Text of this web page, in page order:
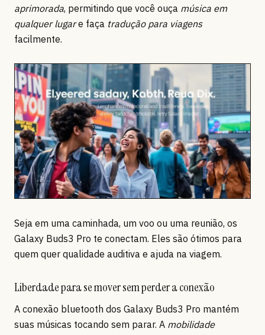
aprimorada, permitindo que você ouça música em
qualquer lugare faça tradução para viagens
facilmente.
Seja em uma caminhada, um voo ou uma reunião, os
Galaxy Buds3 Pro te conectam. Eles são ótimos para
quem quer qualidade auditiva e ajuda na viagem.
Liberdade para se mover sem perder a conexão
A conexão bluetooth dos Galaxy Buds3 Pro mantém
suas músicas tocando sem parar. A mobilidade